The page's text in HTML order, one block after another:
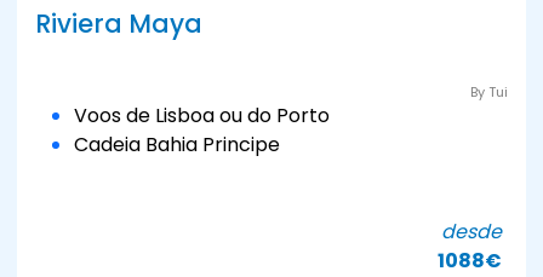
Riviera Maya
By Tui
Voos de Lisboa ou do Porto
Cadeia Bahia Principe
desde
1088€